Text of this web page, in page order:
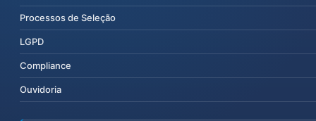
Processos de Seleção
LGPD
Compliance
Ouvidoria